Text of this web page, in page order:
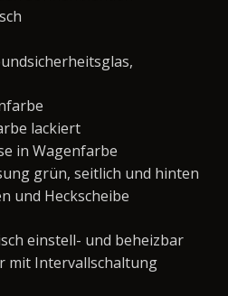
lackiert
in Wagenfarbe
grün, seitlich und hinten
und Heckscheibe
einstell- und beheizbar
mit Intervallschaltung